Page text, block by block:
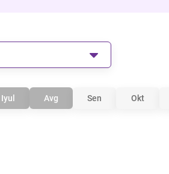
Iyul Avg Sen Okt